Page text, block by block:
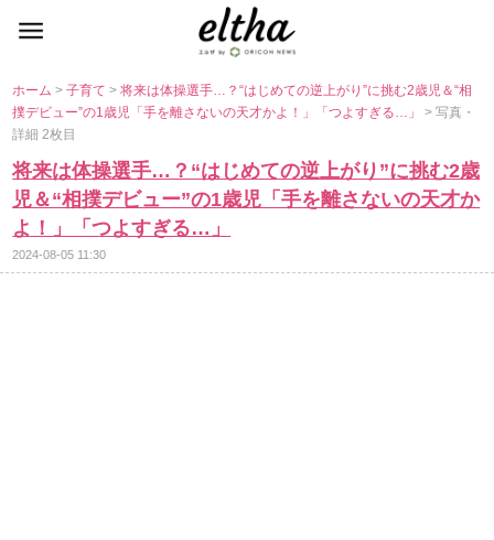
ホーム>子育て>将来は体操選手…？“はじめての逆上がり”に挑む2歳児＆“相
撲デビュー”の1歳児「手を離さないの天才かよ！」「つよすぎる…」> 写真・
詳細 2枚目
将来は体操選手…？“はじめての逆上がり”に挑む2歳
児＆“相撲デビュー”の1歳児「手を離さないの天才か
よ！」「つよすぎる…」
2024-08-05 11:30